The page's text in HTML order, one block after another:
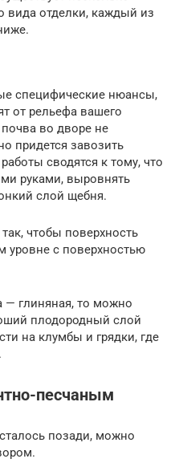
вида отделки, каждый из
специфические нюансы,
от рельефа вашего
почва во дворе не
придется завозить
сводятся к тому, что
руками, выровнять
слой щебня.
чтобы поверхность
уровне с поверхностью
— глиняная, то можно
плодородный слой
на клумбы и грядки, где
песчаным
позади, можно